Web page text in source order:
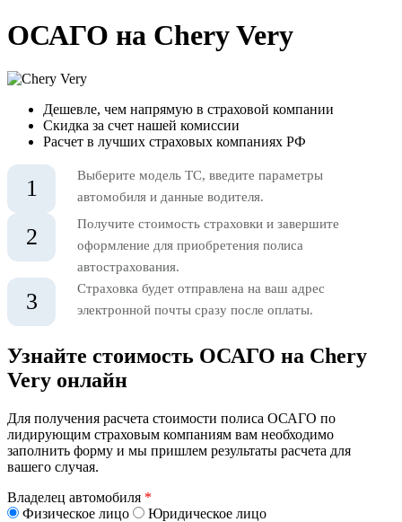
ОСАГО на Chery Very
Дешевле, чем напрямую в страховой компании
Скидка за счет нашей комиссии
Расчет в лучших страховых компаниях РФ
1
Выберите модель ТС, введите параметры
автомобиля и данные водителя.
2
Получите стоимость страховки и завершите
оформление для приобретения полиса
автострахования.
3
Страховка будет отправлена на ваш адрес
электронной почты сразу после оплаты.
Узнайте стоимость ОСАГО на Chery
Very онлайн
Для получения расчета стоимости полиса ОСАГО по
лидирующим страховым компаниям вам необходимо
заполнить форму и мы пришлем результаты расчета для
вашего случая.
Владелец автомобиля *
Физическое лицо
Юридическое лицо